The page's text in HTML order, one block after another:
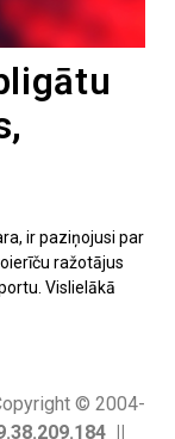
ir paziņojusi par
ražotājus
Vislielākā
© 2004-
||